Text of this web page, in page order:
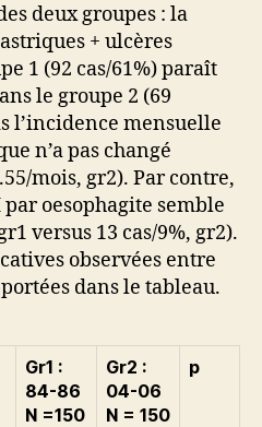
deux groupes : la
+ ulcères
1 (92 cas/61%) paraît
le groupe 2 (69
l’incidence mensuelle
n’a pas changé
mois, gr2). Par contre,
oesophagite semble
versus 13 cas/9%, gr2).
observées entre
dans le tableau.
Gr1 :
84-86
N =150
Gr2 :
04-06
N = 150
p